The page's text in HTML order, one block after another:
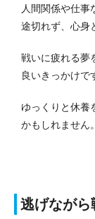
人間関係や仕事
途切れず、心身
戦いに疲れる夢
良いきっかけで
ゆっくりと休養
かもしれません。
逃げながら